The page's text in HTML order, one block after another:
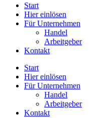
Start
Hier einlösen
Für Unternehmen
Handel
Arbeitgeber
Kontakt
Start
Hier einlösen
Für Unternehmen
Handel
Arbeitgeber
Kontakt